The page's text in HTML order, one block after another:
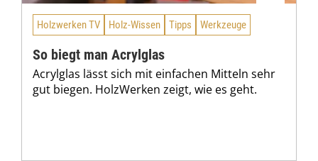
Holzwerken TV Holz-Wissen Tipps Werkzeuge
So biegt man Acrylglas
Acrylglas lässt sich mit einfachen Mitteln sehr
gut biegen. HolzWerken zeigt, wie es geht.